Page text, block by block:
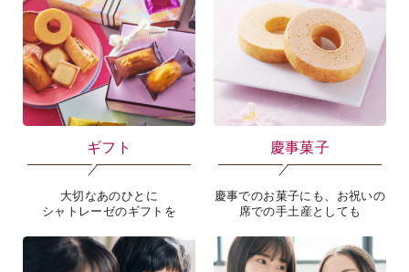
ギフト
大切なあのひとに
シャトレーゼのギフトを
慶事菓子
慶事でのお菓子にも、お祝いの
席での手土産としても